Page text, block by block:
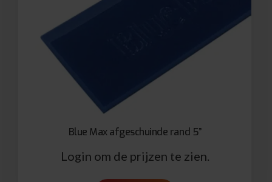
Blue Max afgeschuinde rand 5”
Login om de prijzen te zien.